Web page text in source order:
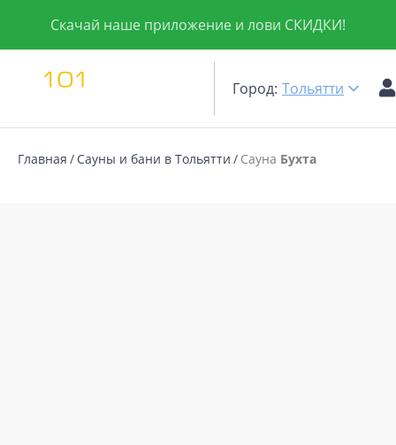
Скачай наше приложение и лови СКИДКИ!
Город: Тольятти
Главная Сауны и бани в Тольятти Сауна Бухта